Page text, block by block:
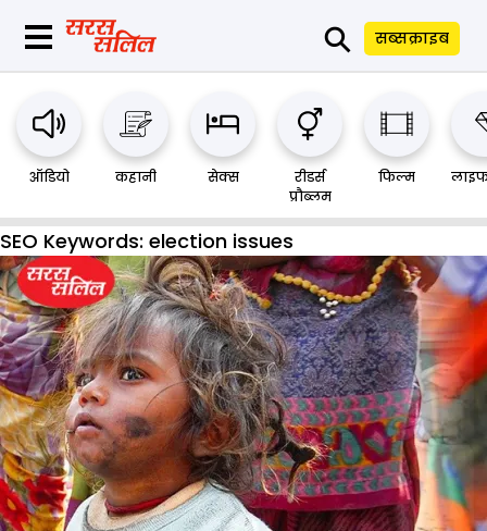
⚲ सब्सक्राइब
ऑडियो कहानी सेक्स
रीडर्स
प्रौब्लम
फिल्म
SEO Keywords: election issues